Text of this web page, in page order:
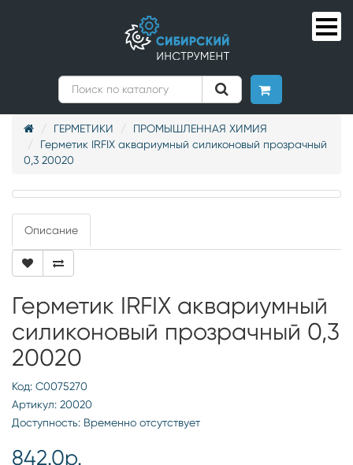
ГЕРМЕТИКИ
ПРОМЫШЛЕННАЯ ХИМИЯ
Герметик IRFIX аквариумный силиконовый прозрачный
0,3 20020
Описание
Герметик IRFIX аквариумный
силиконовый прозрачный 0,3
20020
Код: С0075270
Артикул: 20020
Доступность: Временно отсутствует
842.0р.